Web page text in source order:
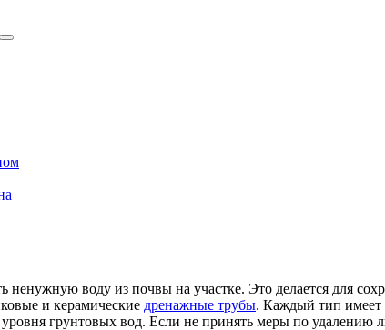
воду из почвы на участке. Это делается для
и керамические дренажные трубы. Каждый тип имеет
уровня грунтовых вод. Если не принять меры по